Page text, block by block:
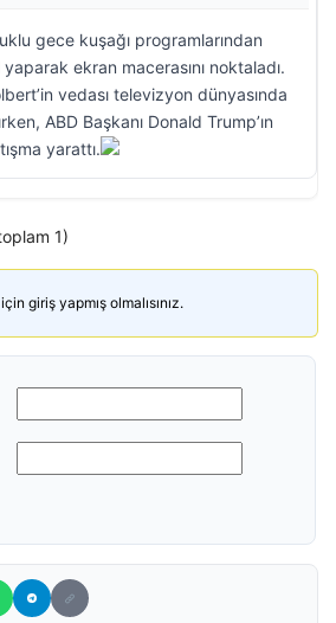
gece kuşağı programlarından
ekran macerasını noktaladı.
vedası televizyon dünyasında
ABD Başkanı Donald Trump’ın
yarattı.
1)
giriş yapmış olmalısınız.